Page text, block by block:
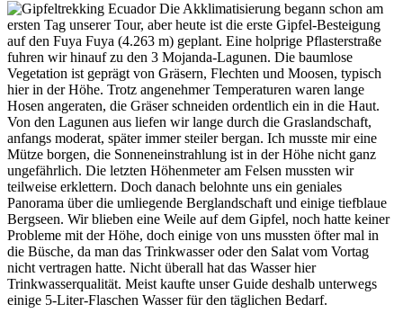
Die Akklimatisierung begann schon am
ersten Tag unserer Tour, aber heute ist die erste Gipfel-Besteigung
auf den Fuya Fuya (4.263 m) geplant. Eine holprige Pflasterstraße
fuhren wir hinauf zu den 3 Mojanda-Lagunen. Die baumlose
Vegetation ist geprägt von Gräsern, Flechten und Moosen, typisch
hier in der Höhe. Trotz angenehmer Temperaturen waren lange
Hosen angeraten, die Gräser schneiden ordentlich ein in die Haut.
Von den Lagunen aus liefen wir lange durch die Graslandschaft,
anfangs moderat, später immer steiler bergan. Ich musste mir eine
Mütze borgen, die Sonneneinstrahlung ist in der Höhe nicht ganz
ungefährlich. Die letzten Höhenmeter am Felsen mussten wir
teilweise erklettern. Doch danach belohnte uns ein geniales
Panorama über die umliegende Berglandschaft und einige tiefblaue
Bergseen. Wir blieben eine Weile auf dem Gipfel, noch hatte keiner
Probleme mit der Höhe, doch einige von uns mussten öfter mal in
die Büsche, da man das Trinkwasser oder den Salat vom Vortag
nicht vertragen hatte. Nicht überall hat das Wasser hier
Trinkwasserqualität. Meist kaufte unser Guide deshalb unterwegs
einige 5-Liter-Flaschen Wasser für den täglichen Bedarf.